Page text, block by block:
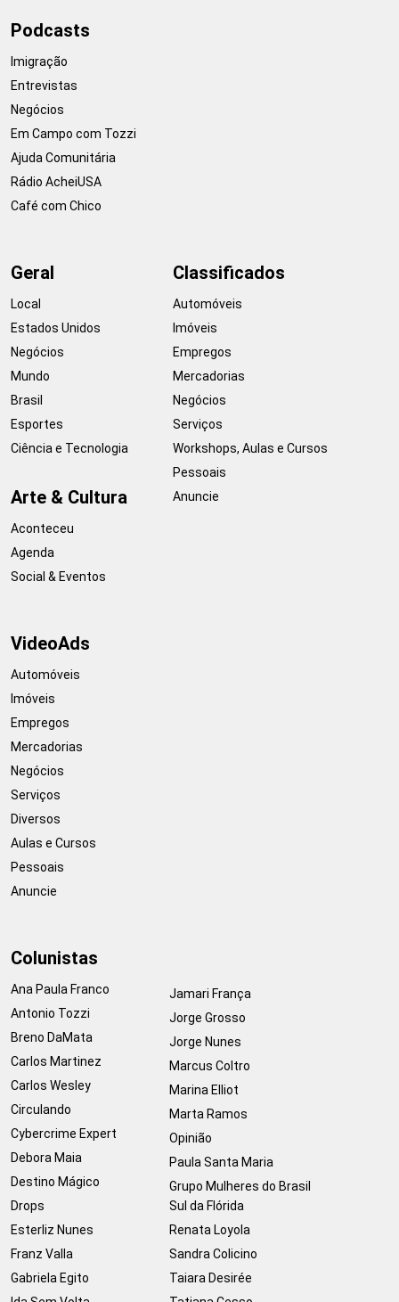
Podcasts
Imigração
Entrevistas
Negócios
Em Campo com Tozzi
Ajuda Comunitária
Rádio AcheiUSA
Café com Chico
Geral
Local
Estados Unidos
Negócios
Mundo
Brasil
Esportes
Ciência e Tecnologia
Arte & Cultura
Aconteceu
Agenda
Social & Eventos
Classificados
Automóveis
Imóveis
Empregos
Mercadorias
Negócios
Serviços
Workshops, Aulas e Cursos
Pessoais
Anuncie
VideoAds
Automóveis
Imóveis
Empregos
Mercadorias
Negócios
Serviços
Diversos
Aulas e Cursos
Pessoais
Anuncie
Colunistas
Ana Paula Franco
Antonio Tozzi
Breno DaMata
Carlos Martinez
Carlos Wesley
Circulando
Cybercrime Expert
Debora Maia
Destino Mágico
Drops
Esterliz Nunes
Franz Valla
Gabriela Egito
Jamari França
Jorge Grosso
Jorge Nunes
Marcus Coltro
Marina Elliot
Marta Ramos
Opinião
Paula Santa Maria
Grupo Mulheres do Brasil
Sul da Flórida
Renata Loyola
Sandra Colicino
Taiara Desirée